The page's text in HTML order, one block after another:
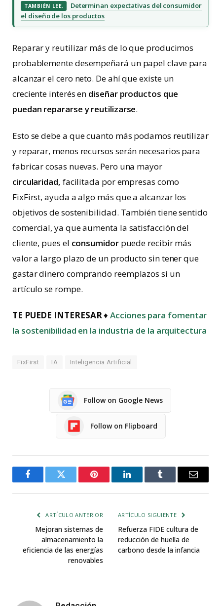
TAMBIÉN LEE.
Determinan expectativas del consumidor
el diseño de los productos
Reparar y reutilizar más de lo que producimos
probablemente desempeñará un papel clave para
alcanzar el cero neto. De ahí que existe un
creciente interés en diseñar productos que
puedan repararse y reutilizarse.
Esto se debe a que cuanto más podamos reutilizar
y reparar, menos recursos serán necesarios para
fabricar cosas nuevas. Pero una mayor
circularidad, facilitada por empresas como
FixFirst, ayuda a algo más que a alcanzar los
objetivos de sostenibilidad. También tiene sentido
comercial, ya que aumenta la satisfacción del
cliente, pues el consumidorpuede recibir más
valor a largo plazo de un producto sin tener que
gastar dinero comprando reemplazos si un
artículo se rompe.
TE PUEDE INTERESAR♦Acciones para fomentar
la sostenibilidad en la industria de la arquitectura
FixFirst IA Inteligencia Artificial
Follow on Google News
Follow on Flipboard
FacebookTwitter Pinterest LinkedInTumblr Email
ARTÍCULO ANTERIOR
Mejoran sistemas de
almacenamiento la
eficiencia de las energías
renovables
ARTÍCULO SIGUIENTE
Refuerza FIDE cultura de
reducción de huella de
carbono desde la infancia